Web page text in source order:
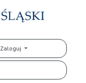
Zaloguj